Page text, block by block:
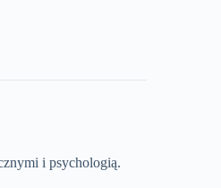
i psychologią.